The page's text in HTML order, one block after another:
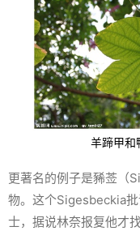
羊蹄甲和
更著名的例子是豨莶（
物。这个Sigesbeckia批
士，据说林奈报复他才